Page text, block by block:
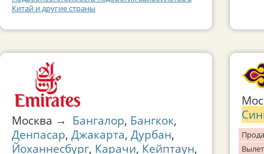
Китай и другие страны
Москва → Бангалор, Бангкок,
Денпасар, Джакарта, Дурбан,
Йоханнесбург, Карачи, Кейптаун,